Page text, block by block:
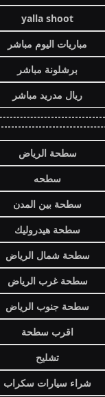
yalla shoot
مباريات اليوم مباشر
برشلونة مباشر
ريال مدريد مباشر
سطحة الرياض
سطحه
سطحة بين المدن
سطحة هيدروليك
سطحة شمال الرياض
سطحة غرب الرياض
سطحة جنوب الرياض
اقرب سطحة
تشليح
شراء سيارات سكراب